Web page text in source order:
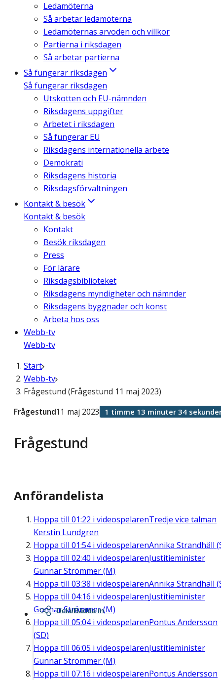
Ledamöterna
Så arbetar ledamöterna
Ledamöternas arvoden och villkor
Partierna i riksdagen
Så arbetar partierna
Så fungerar riksdagen
Så fungerar riksdagen
Utskotten och EU-nämnden
Riksdagens uppgifter
Arbetet i riksdagen
Så fungerar EU
Riksdagens internationella arbete
Demokrati
Riksdagens historia
Riksdagsförvaltningen
Kontakt & besök
Kontakt & besök
Kontakt
Besök riksdagen
Press
För lärare
Riksdagsbiblioteket
Riksdagens myndigheter och nämnder
Riksdagens byggnader och konst
Arbeta hos oss
Webb-tv
Webb-tv
Start
Webb-tv
Frågestund (Frågestund 11 maj 2023)
Frågestund
Frågestund11 maj 2023 1 timme 13 minuter 34
Anförandelista
Hoppa till 01:22 i videospelarenTredje vice talman
Kerstin Lundgren
Hoppa till 01:54i videospelarenAnnika Strandhäll
Hoppa till 02:40 i videospelarenJustitieminister
Gunnar Strömmer (M)
Hoppa till 03:38 i videospelarenAnnika Strandhäll
Hoppa till 04:16 i videospelarenJustitieminister
Gunnar Strömmer (M)
Hoppa till 05:04i videospelarenPontus Andersson
(SD)
Hoppa till 06:05 i videospelarenJustitieminister
Gunnar Strömmer (M)
Hoppa till 07:16 i videospelarenPontus Andersson
Dela/Bädda in